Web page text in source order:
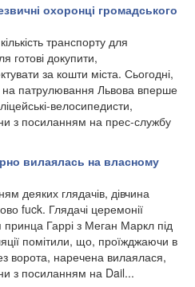
охоронці громадського
транспорту для
готові докупити,
за кошти міста. Сьогодні,
на патрулювання Львова вперше
велосипедисти,
з посиланням на прес-службу
вилаялась на власному
деяких глядачів, дівчина
fuck. Глядачі церемонії
Гаррі з Меган Маркл під
помітили, що, проїжджаючи в
ворота, наречена вилаялася,
з посиланням на Dail...